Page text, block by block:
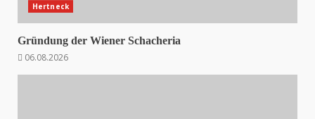
Hertneck
Gründung der Wiener Schacheria
06.08.2026